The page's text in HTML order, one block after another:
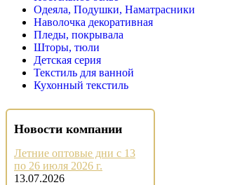
Одеяла, Подушки, Наматрасники
Наволочка декоративная
Пледы, покрывала
Шторы, тюли
Детская серия
Текстиль для ванной
Кухонный текстиль
Новости компании
Летние оптовые дни с 13
по 26 июля 2026 г.
13.07.2026